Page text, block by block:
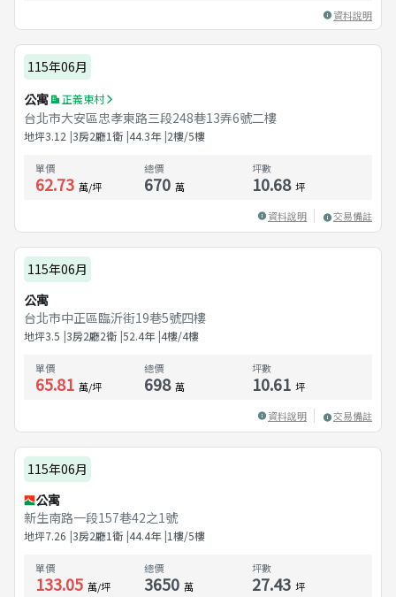
資料說明
115年06月
公寓
正義東村
台北市大安區忠孝東路三段248巷13弄6號二樓
地坪3.12 3房2廳1衛 44.3年 2樓/5樓
單價
62.73 萬/坪
總價
670 萬
坪數
10.68 坪
資料說明 交易備註
115年06月
公寓
台北市中正區臨沂街19巷5號四樓
地坪3.5 3房2廳2衛 52.4年 4樓/4樓
單價
65.81 萬/坪
總價
698 萬
坪數
10.61 坪
資料說明 交易備註
115年06月
公寓
新生南路一段157巷42之1號
地坪7.26 3房2廳1衛 44.4年 1樓/5樓
單價
133.05 萬/坪
總價
3650 萬
坪數
27.43 坪